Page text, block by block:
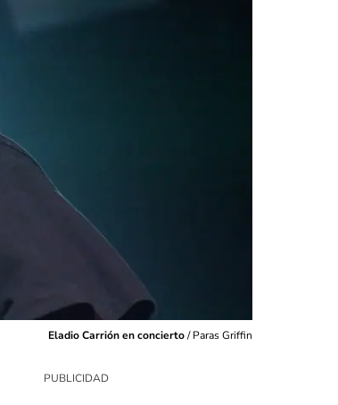
Eladio Carrión en concierto/Paras Griffin